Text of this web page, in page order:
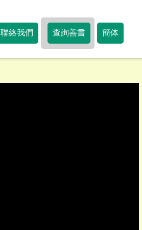
聯絡我們 查詢善書 簡体